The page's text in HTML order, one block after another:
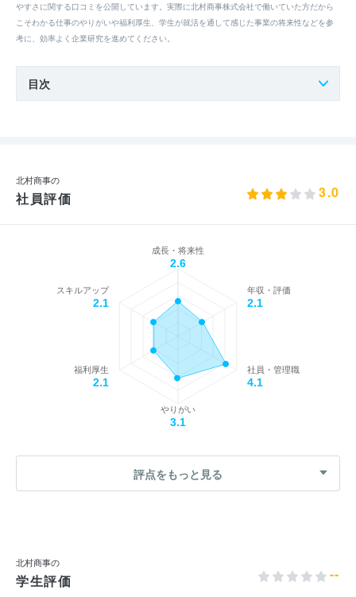
やすさに関する口コミを公開しています。実際に北村商事株式会社で働いていた方だから
こそわかる仕事のやりがいや福利厚生、学生が就活を通して感じた事業の将来性などを参
考に、効率よく企業研究を進めてください。
目次
北村商事の
社員評価 3.0
成長・将来性
2.6
年収・評価
2.1
社員・管理職
4.1
やりがい
3.1
福利厚生
2.1
スキルアップ
2.1
評点をもっと見る
北村商事の
学生評価 --